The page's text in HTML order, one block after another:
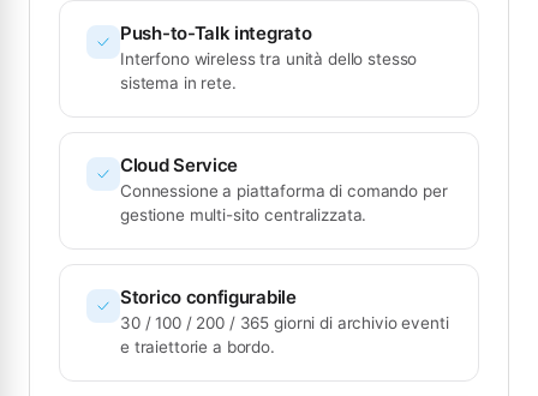
Push-to-Talk integrato
Interfono wireless tra unità dello stesso
sistema in rete.
Cloud Service
Connessione a piattaforma di comando per
gestione multi-sito centralizzata.
Storico configurabile
30 / 100 / 200 / 365 giorni di archivio eventi
e traiettorie a bordo.